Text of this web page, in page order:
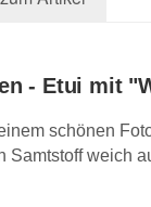
- Etui mit
schönen
Samtstoff weich